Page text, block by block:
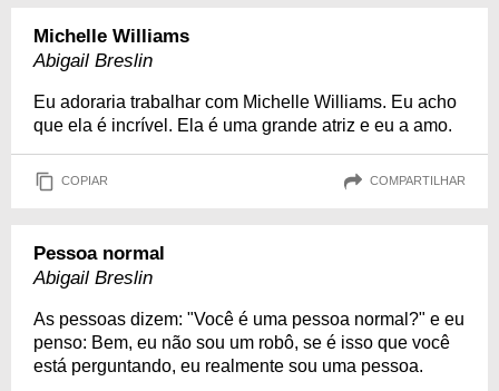
Michelle Williams
Abigail Breslin
Eu adoraria trabalhar com Michelle Williams. Eu acho
que ela é incrível. Ela é uma grande atriz e eu a amo.
COPIAR COMPARTILHAR
Pessoa normal
Abigail Breslin
As pessoas dizem: "Você é uma pessoa normal?" e eu
penso: Bem, eu não sou um robô, se é isso que você
está perguntando, eu realmente sou uma pessoa.